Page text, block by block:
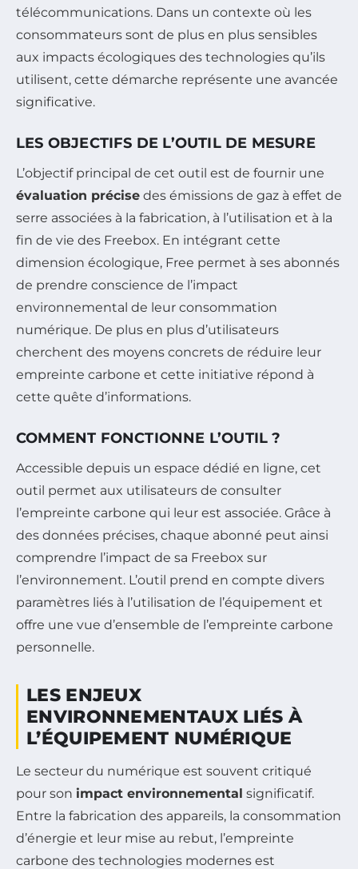
télécommunications. Dans un contexte où les
consommateurs sont de plus en plus sensibles
aux impacts écologiques des technologies qu’ils
utilisent, cette démarche représente une avancée
significative.
LES OBJECTIFS DE L’OUTIL DE MESURE
L’objectif principal de cet outil est de fournir une
évaluation précise des émissions de gaz à effet de
serre associées à la fabrication, à l’utilisation et à la
fin de vie des Freebox. En intégrant cette
dimension écologique, Free permet à ses abonnés
de prendre conscience de l’impact
environnemental de leur consommation
numérique. De plus en plus d’utilisateurs
cherchent des moyens concrets de réduire leur
empreinte carbone et cette initiative répond à
cette quête d’informations.
COMMENT FONCTIONNE L’OUTIL ?
Accessible depuis un espace dédié en ligne, cet
outil permet aux utilisateurs de consulter
l’empreinte carbone qui leur est associée. Grâce à
des données précises, chaque abonné peut ainsi
comprendre l’impact de sa Freebox sur
l’environnement. L’outil prend en compte divers
paramètres liés à l’utilisation de l’équipement et
offre une vue d’ensemble de l’empreinte carbone
personnelle.
LES ENJEUX
ENVIRONNEMENTAUX LIÉS À
L’ÉQUIPEMENT NUMÉRIQUE
Le secteur du numérique est souvent critiqué
pour son impact environnemental significatif.
Entre la fabrication des appareils, la consommation
d’énergie et leur mise au rebut, l’empreinte
carbone des technologies modernes est